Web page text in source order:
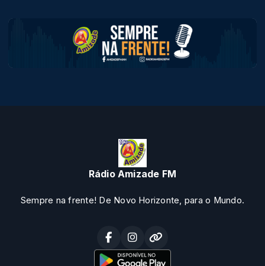
Rádio Amizade FM
Sempre na frente! De Novo Horizonte, para o Mundo.